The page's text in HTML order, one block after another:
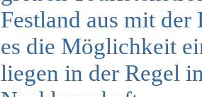
Festland aus mit
es die Möglichkeit
liegen in der Regel